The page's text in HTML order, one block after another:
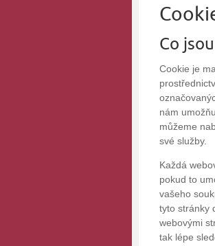
Co
Cookie je
nám
můžeme
své služby.
Každá
pokud to
vašeho
tyto stránky
webovými
tak lépe